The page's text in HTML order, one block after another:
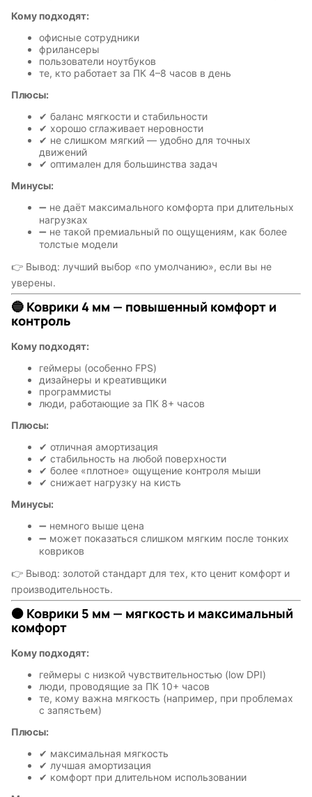
Кому подходят:
офисные сотрудники
фрилансеры
пользователи ноутбуков
те, кто работает за ПК 4–8 часов в день
Плюсы:
✔ баланс мягкости и стабильности
✔ хорошо сглаживает неровности
✔ не слишком мягкий — удобно для точных
движений
✔ оптимален для большинства задач
Минусы:
➖ не даёт максимального комфорта при длительных
нагрузках
➖ не такой премиальный по ощущениям, как более
толстые модели
👉 Вывод: лучший выбор «по умолчанию», если вы не
уверены.
🔵 Коврики 4 мм — повышенный комфорт и
контроль
Кому подходят:
геймеры (особенно FPS)
дизайнеры и креативщики
программисты
люди, работающие за ПК 8+ часов
Плюсы:
✔ отличная амортизация
✔ стабильность на любой поверхности
✔ более «плотное» ощущение контроля мыши
✔ снижает нагрузку на кисть
Минусы:
➖ немного выше цена
➖ может показаться слишком мягким после тонких
ковриков
👉 Вывод: золотой стандарт для тех, кто ценит комфорт и
производительность.
🟠 Коврики 5 мм — мягкость и максимальный
комфорт
Кому подходят:
геймеры с низкой чувствительностью (low DPI)
люди, проводящие за ПК 10+ часов
те, кому важна мягкость (например, при проблемах
с запястьем)
Плюсы:
✔ максимальная мягкость
✔ лучшая амортизация
✔ комфорт при длительном использовании